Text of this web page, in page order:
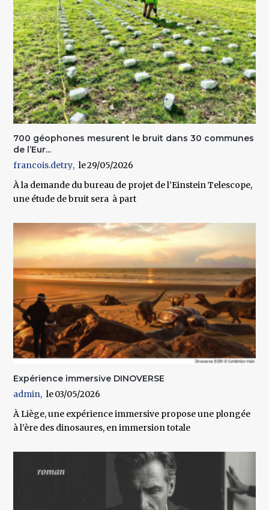
700 géophones mesurent le bruit dans 30 communes
de l’Eur...
francois.detry
29/05/2026
À la demande du bureau de projet de l’Einstein Telescope,
une étude de bruit sera à part
Expérience immersive DINOVERSE
admin
03/05/2026
À Liège, une expérience immersive propose une plongée
à l’ère des dinosaures, en immersion totale